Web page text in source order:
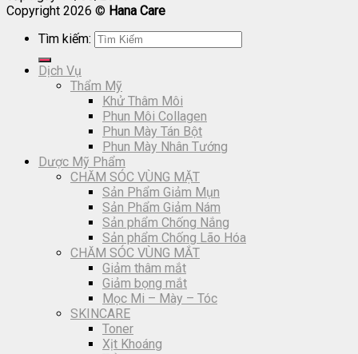
Copyright 2026 © Hana Care
Tìm kiếm:
Dịch Vụ
Thẩm Mỹ
Khử Thâm Môi
Phun Môi Collagen
Phun Mày Tán Bột
Phun Mày Nhân Tướng
Dược Mỹ Phẩm
CHĂM SÓC VÙNG MẶT
Sản Phẩm Giảm Mụn
Sản Phẩm Giảm Nám
Sản phẩm Chống Nắng
Sản phẩm Chống Lão Hóa
CHĂM SÓC VÙNG MẮT
Giảm thâm mắt
Giảm bọng mắt
Mọc Mi – Mày – Tóc
SKINCARE
Toner
Xịt Khoáng